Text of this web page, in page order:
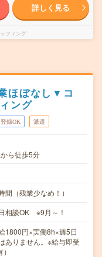
詳しく見る
フィング
ほぼなし▼コ
ング
録OK 派遣
ら徒歩5分
（残業少なめ！）
相談OK ※9月～！
円×実働8h×週5日
ありません。※給与即受